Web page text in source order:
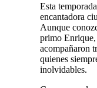
Esta
encantadora
Aunque
primo Enrique,
acompañaron
quienes
inolvidables.